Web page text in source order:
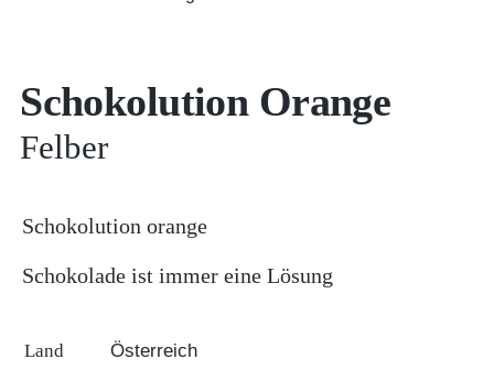
Schokolution Orange
Felber
Schokolution orange
Schokolade ist immer eine Lösung
Land
Österreich